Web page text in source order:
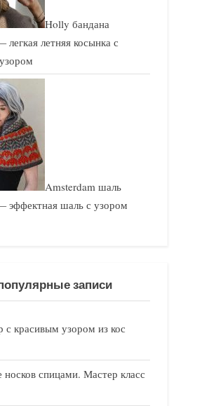
Holly бандана
летняя косынка с
Amsterdam шаль
эффектная шаль с узором
записи
с красивым узором из кос
носков спицами. Мастер класс